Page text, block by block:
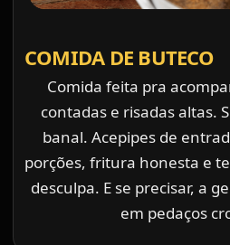
COMIDA DE BUTECO
Comida feita pra
contadas e risadas altas.
banal. Acepipes de
porções, fritura honesta e
desculpa. E se precisar, a
em pedaços